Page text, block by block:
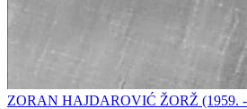
ZORAN HAJDAROVIĆ ŽORŽ (1959.